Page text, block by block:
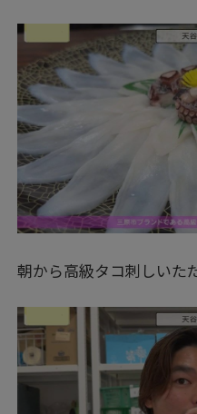
朝から高級タコ刺しいた